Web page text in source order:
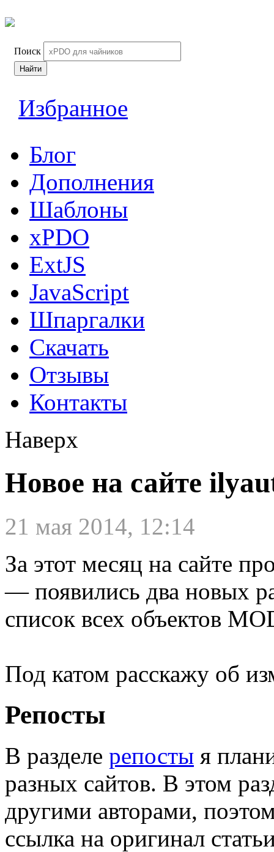
Поиск
Найти
Избранное
Блог
Дополнения
Шаблоны
xPDO
ExtJS
JavaScript
Шпаргалки
Скачать
Отзывы
Контакты
Наверх
Новое на сайте
21 мая 2014, 12:14
За этот месяц на сайте
— появились два новых
список всех объектов
Под катом расскажу об
Репосты
В разделе репосты я
разных сайтов. В этом
другими авторами,
ссылка на оригинал